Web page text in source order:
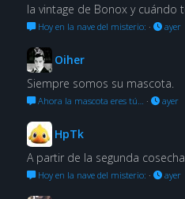
la vintage de Bonox y
Hoy en la nave del misterio: · ayer
Oiher
Siempre somos su mascota.
Ahora la mascota eres tú… · ayer
HpTk
A partir de la segunda
Hoy en la nave del misterio: · ayer